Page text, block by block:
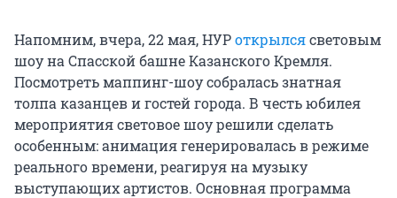
Напомним, вчера, 22 мая, НУРоткрылсясветовым
шоу на Спасской башне Казанского Кремля.
Посмотреть маппинг-шоу собралась знатная
толпа казанцев и гостей города. В честь юбилея
мероприятия световое шоу решили сделать
особенным: анимация генерировалась в режиме
реального времени, реагируя на музыку
выступающих артистов. Основная программа